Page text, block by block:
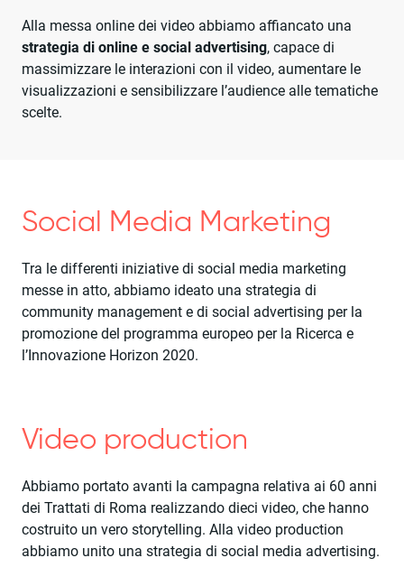
Alla messa online dei video abbiamo affiancato una
strategia di online e social advertising, capace di
massimizzare le interazioni con il video, aumentare le
visualizzazioni e sensibilizzare l’audience alle tematiche
scelte.
Social Media Marketing
Tra le differenti iniziative di social media marketing
messe in atto, abbiamo ideato una strategia di
community management e di social advertising per la
promozione del programma europeo per la Ricerca e
l’Innovazione Horizon 2020.
Video production
Abbiamo portato avanti la campagna relativa ai 60 anni
dei Trattati di Roma realizzando dieci video, che hanno
costruito un vero storytelling. Alla video production
abbiamo unito una strategia di social media advertising.